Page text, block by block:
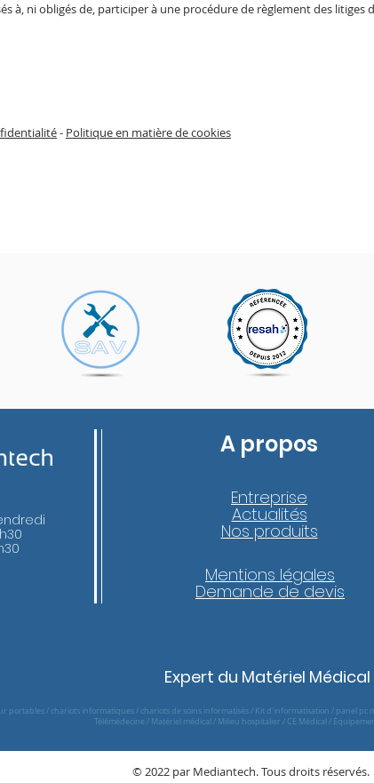
à, ni obligés de, participer à une procédure de règlement des
- Politique en matière de cookies
A propos
Entreprise
Actualités
Nos produits
Mentions légales
Demande de devis
Expert du Matériel Médical
portables / chariots informatiques / chariots de soins informatisés / Kit d'informatisation / panel
Télémédecine / Matériel médical / Milieu hospitalier / CE Médical /
© 2022 par Mediantech. Tous droits réservés.